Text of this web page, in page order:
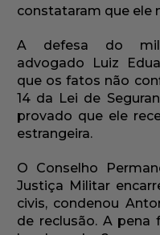
constataram que ele
A defesa do
advogado Luiz
que os fatos não
14 da Lei de
provado que ele
estrangeira.
O Conselho
Justiça Militar
civis, condenou
de reclusão. A